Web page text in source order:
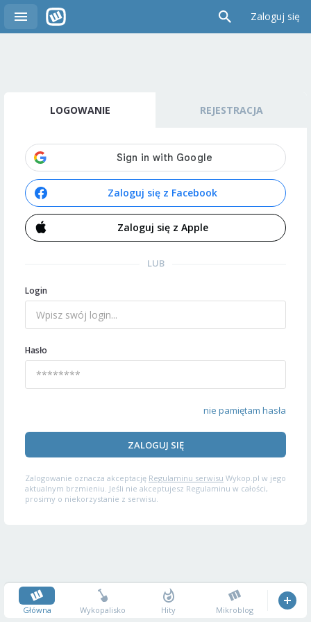
Zaloguj się
LOGOWANIE REJESTRACJA
Zaloguj się z Facebook
Zaloguj się z Apple
LUB
Login
Hasło
nie pamiętam hasła
ZALOGUJ SIĘ
Zalogowanie oznacza akceptację Regulaminu serwisu Wykop.pl w jego
aktualnym brzmieniu. Jeśli nie akceptujesz Regulaminu w całości,
prosimy o niekorzystanie z serwisu.
Główna Wykopalisko Hity Mikroblog